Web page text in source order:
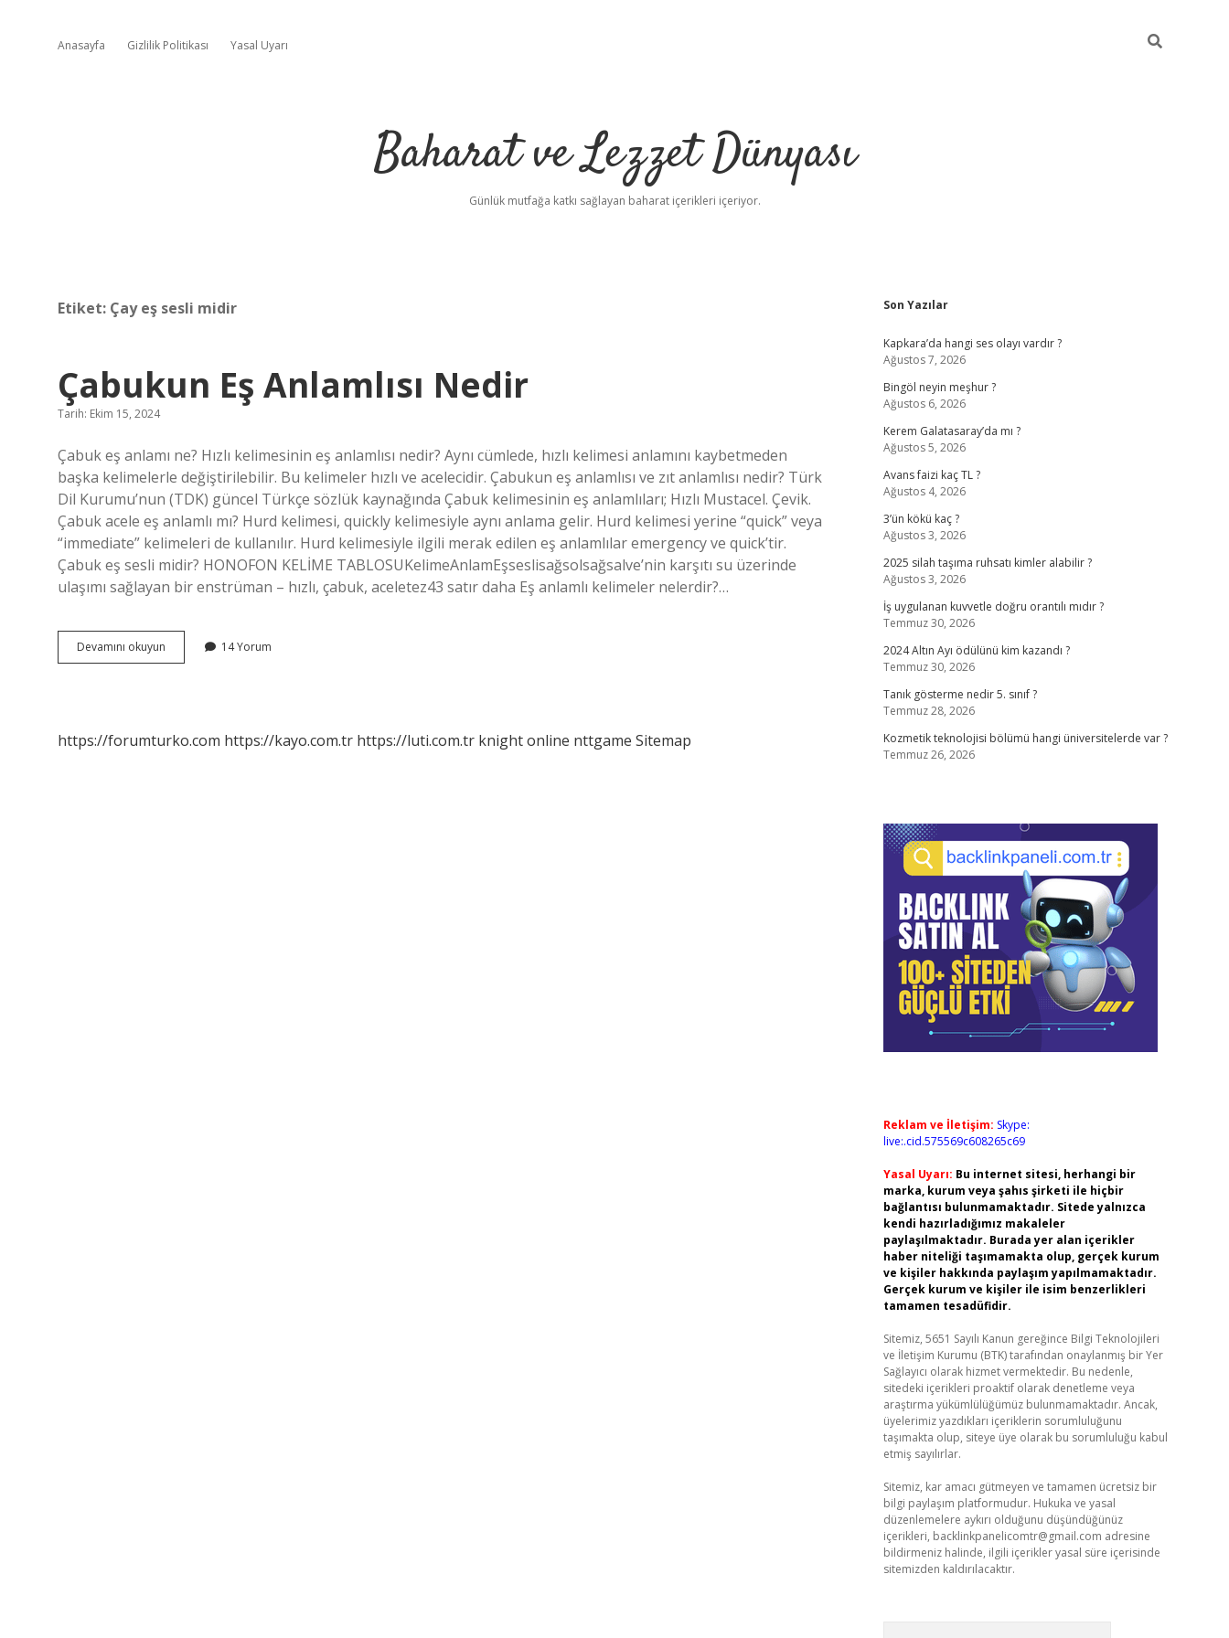
Anasayfa Gizlilik Politikası Yasal Uyarı
Baharat ve Lezzet Dünyası
Günlük mutfağa katkı sağlayan baharat içerikleri içeriyor.
Etiket: Çay eş sesli midir
Çabukun Eş Anlamlısı Nedir
Tarih: Ekim 15, 2024
Çabuk eş anlamı ne? Hızlı kelimesinin eş anlamlısı nedir? Aynı cümlede, hızlı kelimesi anlamını kaybetmeden
başka kelimelerle değiştirilebilir. Bu kelimeler hızlı ve acelecidir. Çabukun eş anlamlısı ve zıt anlamlısı nedir? Türk
Dil Kurumu’nun (TDK) güncel Türkçe sözlük kaynağında Çabuk kelimesinin eş anlamlıları; Hızlı Mustacel. Çevik.
Çabuk acele eş anlamlı mı? Hurd kelimesi, quickly kelimesiyle aynı anlama gelir. Hurd kelimesi yerine “quick” veya
“immediate” kelimeleri de kullanılır. Hurd kelimesiyle ilgili merak edilen eş anlamlılar emergency ve quick’tir.
Çabuk eş sesli midir? HONOFON KELİME TABLOSUKelimeAnlamEşseslisağsolsağsalve’nin karşıtı su üzerinde
ulaşımı sağlayan bir enstrüman – hızlı, çabuk, aceletez43 satır daha Eş anlamlı kelimeler nelerdir?…
Devamını okuyun Çabukun
Eş
14 Yorum
https://forumturko.com https://kayo.com.tr https://luti.com.tr knight online nttgame Sitemap
Sidebar
Son Yazılar
Kapkara’da hangi ses olayı vardır ?
Ağustos 7, 2026
Bingöl neyin meşhur ?
Ağustos 6, 2026
Kerem Galatasaray’da mı ?
Ağustos 5, 2026
Avans faizi kaç TL ?
Ağustos 4, 2026
3’ün kökü kaç ?
Ağustos 3, 2026
2025 silah taşıma ruhsatı kimler alabilir ?
Ağustos 3, 2026
İş uygulanan kuvvetle doğru orantılı mıdır ?
Temmuz 30, 2026
2024 Altın Ayı ödülünü kim kazandı ?
Temmuz 30, 2026
Tanık gösterme nedir 5. sınıf ?
Temmuz 28, 2026
Kozmetik teknolojisi bölümü hangi üniversitelerde var ?
Temmuz 26, 2026
Reklam ve İletişim: Skype:
live:.cid.575569c608265c69
Yasal Uyarı: Bu internet sitesi, herhangi bir
marka, kurum veya şahıs şirketi ile hiçbir
bağlantısı bulunmamaktadır. Sitede yalnızca
kendi hazırladığımız makaleler
paylaşılmaktadır. Burada yer alan içerikler
haber niteliği taşımamakta olup, gerçek kurum
ve kişiler hakkında paylaşım yapılmamaktadır.
Gerçek kurum ve kişiler ile isim benzerlikleri
tamamen tesadüfidir.
Sitemiz, 5651 Sayılı Kanun gereğince Bilgi Teknolojileri
ve İletişim Kurumu (BTK) tarafından onaylanmış bir Yer
Sağlayıcı olarak hizmet vermektedir. Bu nedenle,
sitedeki içerikleri proaktif olarak denetleme veya
araştırma yükümlülüğümüz bulunmamaktadır. Ancak,
üyelerimiz yazdıkları içeriklerin sorumluluğunu
taşımakta olup, siteye üye olarak bu sorumluluğu kabul
etmiş sayılırlar.
Sitemiz, kar amacı gütmeyen ve tamamen ücretsiz bir
bilgi paylaşım platformudur. Hukuka ve yasal
düzenlemelere aykırı olduğunu düşündüğünüz
içerikleri, backlinkpanelicomtr@gmail.com adresine
bildirmeniz halinde, ilgili içerikler yasal süre içerisinde
sitemizden kaldırılacaktır.